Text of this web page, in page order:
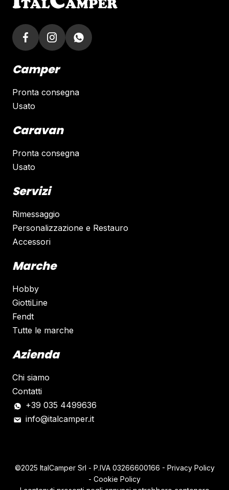
Camper
Pronta consegna
Usato
Caravan
Pronta consegna
Usato
Servizi
Rimessaggio
Personalizzazione e Restauro
Accessori
Marche
Hobby
GiottiLine
Fendt
Tutte le marche
Azienda
Chi siamo
Contatti
+39 035 4499636
info@italcamper.it
©2025 ItalCamper Srl - P.IVA 03266600166 - Privacy Policy
- Cookie Policy